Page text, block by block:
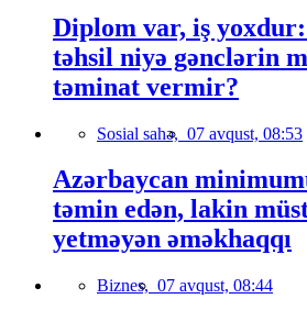
Diplom var, iş
təhsil niyə gənclərin
təminat vermir?
Sosial sahə, 07 avqust, 08:53
Azərbaycan
təmin edən, lakin
yetməyən əməkhaqqı
Biznes, 07 avqust, 08:44